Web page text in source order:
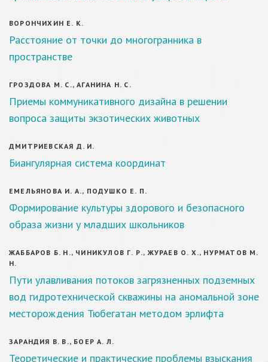
ВОРОНЧИХИН Е. К.
Расстояние от точки до многогранника в
пространстве
ГРОЗДОВА М. С., АГАНИНА Н. С.
Приемы коммуникативного дизайна в решении
вопроса защиты экзотических животных
ДМИТРИЕВСКАЯ Д. И.
Биангулярная система координат
ЕМЕЛЬЯНОВА И. А., ПОДУШКО Е. П.
Формирование культуры здорового и безопасного
образа жизни у младших школьников
ЖАББАРОВ Б. Н., ЧИНИКУЛОВ Г. Р., ЖУРАЕВ О. Х., НУРМАТОВ М.
Н.
Пути улавливания потоков загрязненных подземных
вод гидротехнической скважины на аномальной зоне
месторождения Тюбегатан методом эрлифта
ЗАРАНДИЯ В. В., БОЕР А. Л.
Теоретические и практические проблемы взыскания